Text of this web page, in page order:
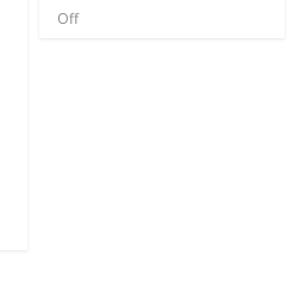
Off